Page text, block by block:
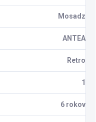
Mosadz
ANTEA
Retro
1
6 rokov